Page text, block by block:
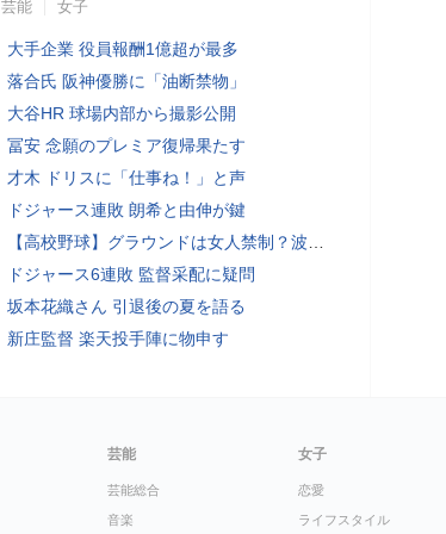
芸能 女子
大手企業 役員報酬1億超が最多
落合氏 阪神優勝に「油断禁物」
大谷HR 球場内部から撮影公開
冨安 念願のプレミア復帰果たす
才木 ドリスに「仕事ね！」と声
ドジャース連敗 朗希と由伸が鍵
【高校野球】グラウンドは女人禁制？波紋を呼ぶ女子マネの練習参加制止問題
ドジャース6連敗 監督采配に疑問
坂本花織さん 引退後の夏を語る
新庄監督 楽天投手陣に物申す
芸能
芸能総合
音楽
女子
恋愛
ライフスタイル